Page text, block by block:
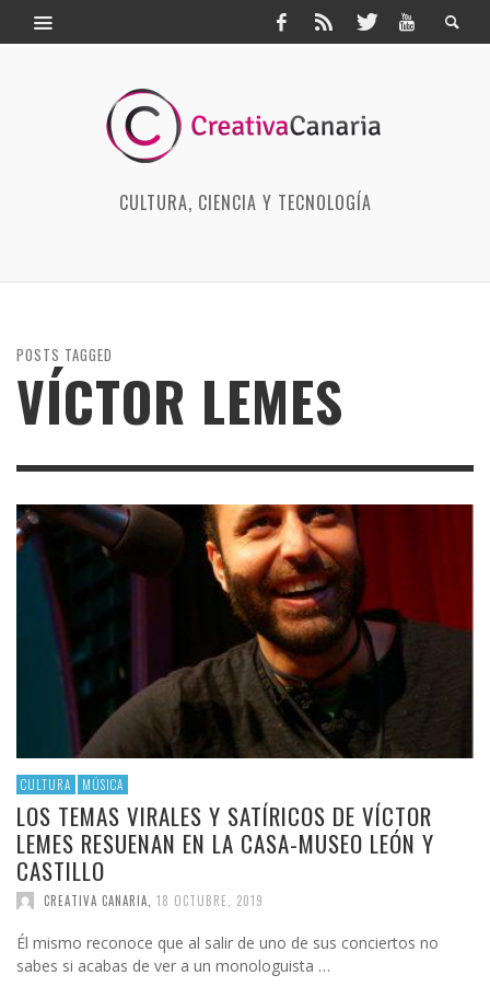
CULTURA, CIENCIA Y TECNOLOGÍA
POSTS TAGGED
VÍCTOR LEMES
CULTURA MÚSICA
LOS TEMAS VIRALES Y SATÍRICOS DE VÍCTOR
LEMES RESUENAN EN LA CASA-MUSEO LEÓN Y
CASTILLO
CREATIVA CANARIA 18 OCTUBRE, 2019
Él mismo reconoce que al salir de uno de sus conciertos no
sabes si acabas de ver a un monologuista …